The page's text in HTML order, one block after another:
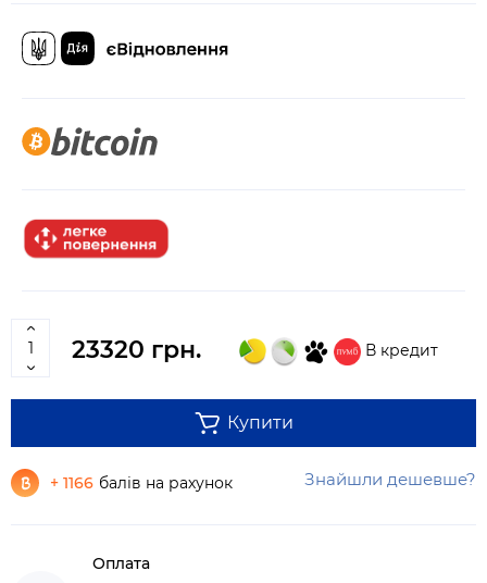
23320 грн. В кредит
Купити
+ 1166 балів на рахунок Знайшли дешевше?
Оплата